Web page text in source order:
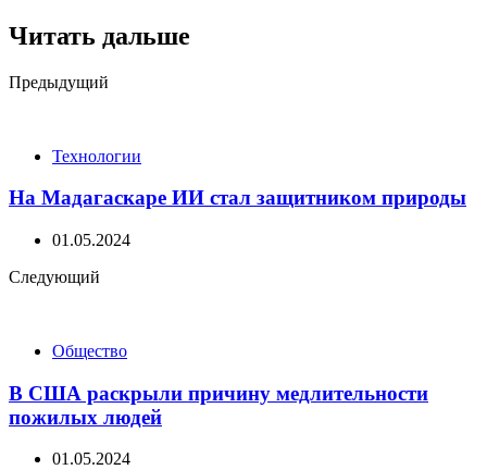
Читать дальше
Post
Предыдущий
Технологии
На Мадагаскаре ИИ стал защитником природы
01.05.2024
Следующий
Общество
В США раскрыли причину медлительности
пожилых людей
01.05.2024